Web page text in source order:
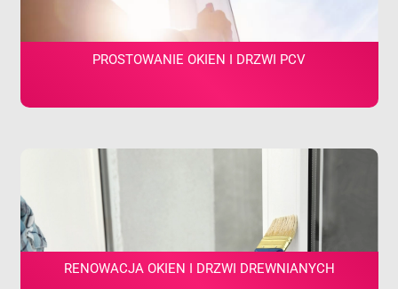
PROSTOWANIE OKIEN I DRZWI PCV
RENOWACJA OKIEN I DRZWI DREWNIANYCH